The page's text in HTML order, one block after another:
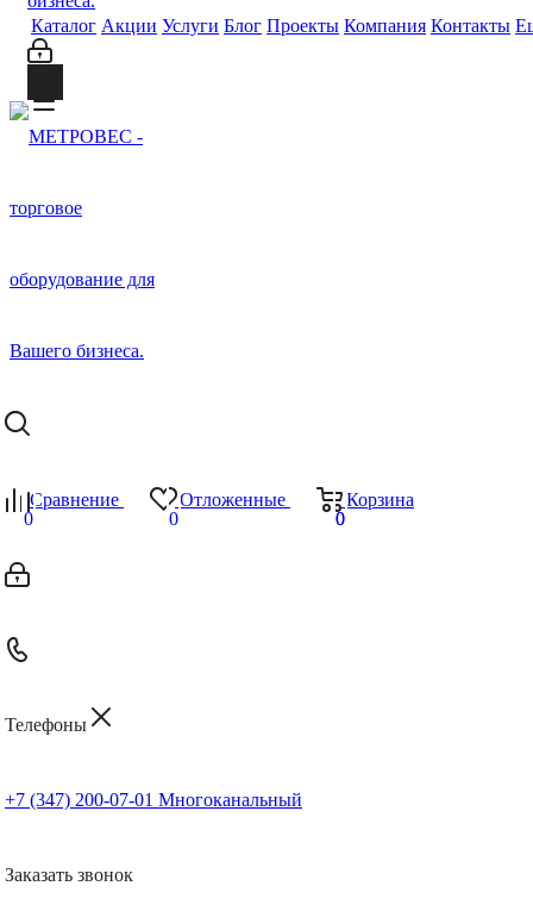
Каталог Акции Услуги Блог Проекты Компания Контакты
Сравнение
0
Отложенные
0
Корзина
0
0
Телефоны
+7 (347) 200-07-01 Многоканальный
Заказать звонок